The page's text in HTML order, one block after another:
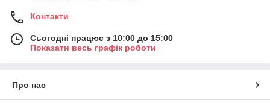
Контакти
Сьогодні працює з 10:00 до 15:00
Показати весь графік роботи
Про нас